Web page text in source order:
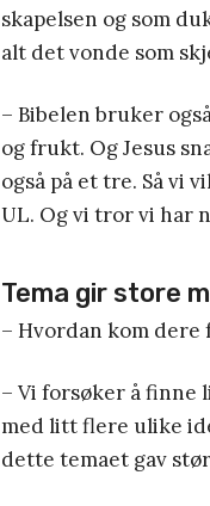
skapelsen og som
alt det vonde som
– Bibelen bruker
og frukt. Og Jesus
også på et tre. Så vi
UL. Og vi tror vi har
Tema gir store
– Hvordan kom
– Vi forsøker å
med litt flere ulike
dette temaet gav